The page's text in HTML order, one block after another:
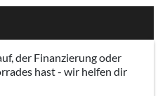
der Finanzierung oder
hast - wir helfen dir